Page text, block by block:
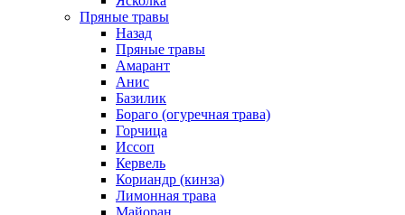
Пряные травы
Назад
Пряные травы
Амарант
Анис
Базилик
Бораго (огуречная трава)
Горчица
Иссоп
Кервель
Кориандр (кинза)
Лимонная трава
Майоран